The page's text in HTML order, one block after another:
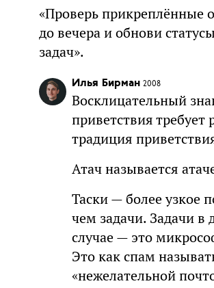
«Проверь прикреплённые
до вечера и обнови
задач».
Илья Бирман 2008
Восклицательный
приветствия требует
традиция
Атач называется
Таски — более узкое
чем задачи. Задачи в
случае — это
Это как спам
«нежелательной